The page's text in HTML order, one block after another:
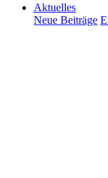
Aktuelles
Neue Beiträge